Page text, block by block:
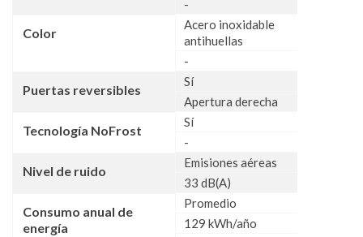
-
Color
Acero inoxidable
antihuellas
-
Puertas reversibles
Sí
Apertura derecha
Tecnología NoFrost
Sí
-
Nivel de ruido
Emisiones aéreas
33 dB(A)
Consumo anual de
energía
Promedio
129 kWh/año